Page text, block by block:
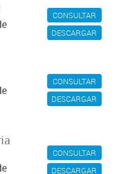
CONSULTAR
DESCARGAR
CONSULTAR
DESCARGAR
CONSULTAR
DESCARGAR